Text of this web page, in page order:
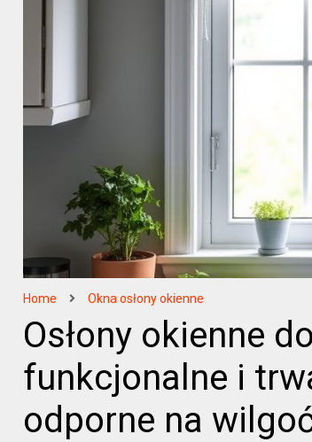
Home Okna osłony okienne
Osłony okienne
funkcjonalne i
odporne na